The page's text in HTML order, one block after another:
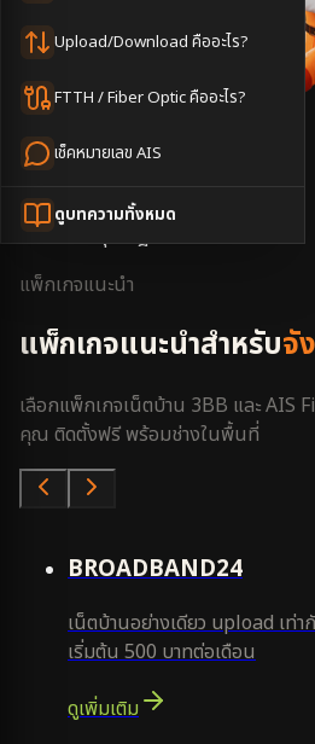
Upload/Download คืออะไร?
FTTH / Fiber Optic คืออะไร?
เช็คหมายเลข AIS
ดูบทความทั้งหมด
หน้าหลัก
3BB ใกล้ฉัน
สุราษฎร์ธานี
แพ็กเกจแนะนำ
แพ็กเกจแนะนำสำหรับจั
เลือกแพ็กเกจเน็ตบ้าน 3BB และ AIS
คุณ ติดตั้งฟรี พร้อมช่างในพื้นที่
BROADBAND24
เน็ตบ้านอย่างเดียว upload เ
เริ่มต้น 500 บาทต่อเดือน
ดูเพิ่มเติม